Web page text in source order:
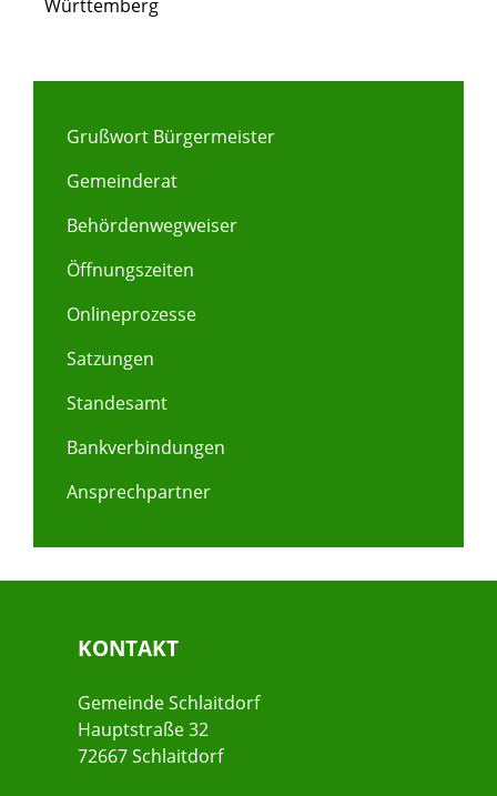
Württemberg
Grußwort Bürgermeister
Gemeinderat
Behördenwegweiser
Öffnungszeiten
Onlineprozesse
Satzungen
Standesamt
Bankverbindungen
Ansprechpartner
KONTAKT
Gemeinde Schlaitdorf
Hauptstraße 32
72667 Schlaitdorf